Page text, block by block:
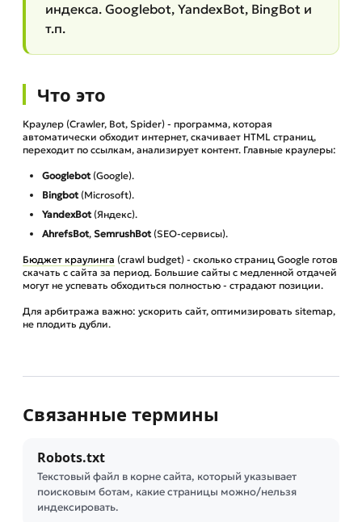
индекса. Googlebot, YandexBot, BingBot и
т.п.
Что это
Краулер (Crawler, Bot, Spider) - программа, которая
автоматически обходит интернет, скачивает HTML страниц,
переходит по ссылкам, анализирует контент. Главные краулеры:
Googlebot(Google).
Bingbot(Microsoft).
YandexBot(Яндекс).
AhrefsBot, SemrushBot(SEO-сервисы).
Бюджет краулинга (crawl budget) - сколько страниц Google готов
скачать с сайта за период. Большие сайты с медленной отдачей
могут не успевать обходиться полностью - страдают позиции.
Для арбитража важно: ускорить сайт, оптимизировать sitemap,
не плодить дубли.
Связанные термины
Robots.txt
Текстовый файл в корне сайта, который указывает
поисковым ботам, какие страницы можно/нельзя
индексировать.